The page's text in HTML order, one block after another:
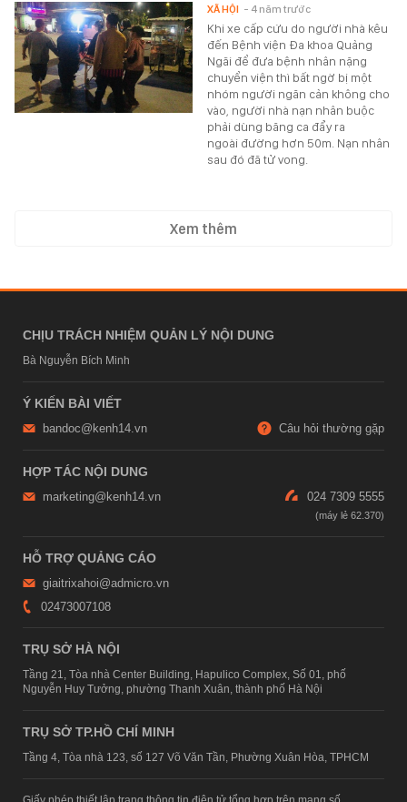
Khi xe cấp cứu do người nhà kêu
đến Bệnh viện Đa khoa Quảng
Ngãi để đưa bệnh nhân nặng
chuyển viện thì bất ngờ bị một
nhóm người ngăn cản không cho
vào, người nhà nạn nhân buộc
phải dùng băng ca đẩy ra
ngoài đường hơn 50m. Nạn nhân
sau đó đã tử vong.
XÃ HỘI - 4 năm trước
Xem thêm
CHỊU TRÁCH NHIỆM QUẢN LÝ NỘI DUNG
Bà Nguyễn Bích Minh
Ý KIẾN BÀI VIẾT
bandoc@kenh14.vn Câu hỏi thường gặp
HỢP TÁC NỘI DUNG
marketing@kenh14.vn 024 7309 5555
HỖ TRỢ QUẢNG CÁO
giaitrixahoi@admicro.vn
02473007108
TRỤ SỞ HÀ NỘI
Tầng 21, Tòa nhà Center Building, Hapulico Complex, Số 01, phố
Nguyễn Huy Tưởng, phường Thanh Xuân, thành phố Hà Nội
TRỤ SỞ TP.HỒ CHÍ MINH
Tầng 4, Tòa nhà 123, số 127 Võ Văn Tần, Phường Xuân Hòa, TPHCM